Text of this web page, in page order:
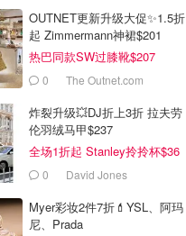
OUTNET更新升级大促✨1.5折
起 Zimmermann神裙$201
热巴同款SW过膝靴$207
0 The Outnet.com
炸裂升级💥DJ折上3折 拉夫劳
伦羽绒马甲$237
全场1折起 Stanley拎拎杯$36
0 David Jones
Myer彩妆2件7折💄YSL、阿玛
尼、Prada